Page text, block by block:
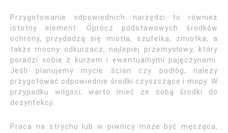
Przygotowanie odpowiednich narzędzi to również
istotny element. Oprócz podstawowych środków
ochrony, przydadzą się miotła, szufelka, zmiotka, a
także mocny odkurzacz, najlepiej przemysłowy, który
poradzi sobie z kurzem i ewentualnymi pajęczynami.
Jeśli planujemy mycie ścian czy podłóg, należy
przygotować odpowiednie środki czyszczące i mopy. W
przypadku wilgoci, warto mieć ze sobą środki do
dezynfekcji.
Praca na strychu lub w piwnicy może być męcząca,